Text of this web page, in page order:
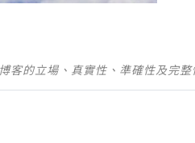
的立場、真實性、準確性及完整